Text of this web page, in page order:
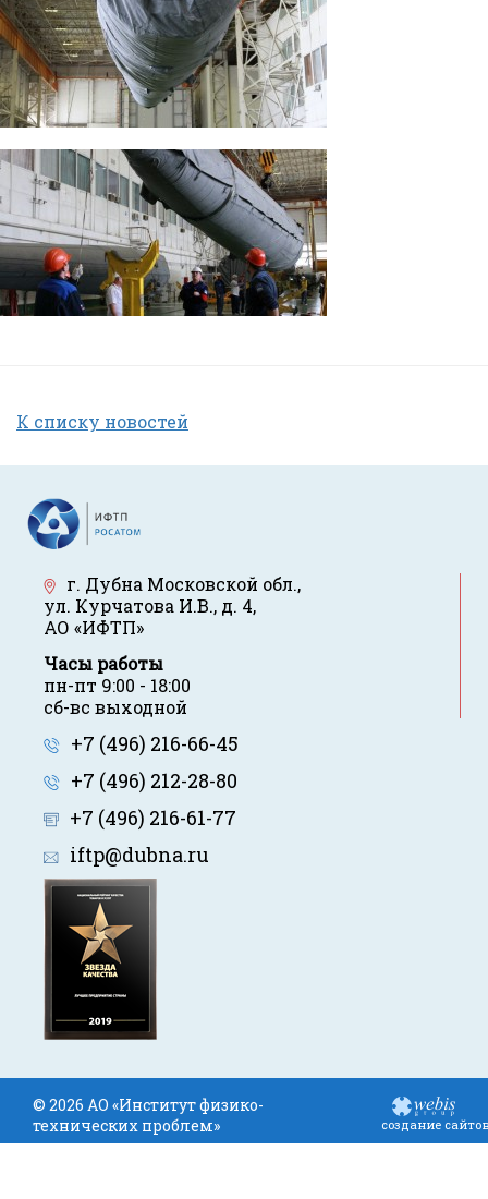
К списку новостей
г. Дубна Московской обл.,
ул. Курчатова И.В., д. 4,
АО «ИФТП»
Часы работы
пн-пт 9:00 - 18:00
сб-вс выходной
+7 (496) 216-66-45
+7 (496) 212-28-80
+7 (496) 216-61-77
iftp@dubna.ru
© 2026 АО «Институт физико-
технических проблем»
создание сайтов